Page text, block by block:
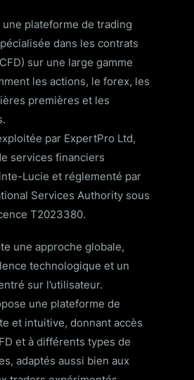
plateforme de trading
dans les contrats
sur une large gamme
les actions, le forex, les
premières et les
par ExpertPro Ltd,
services financiers
Lucie et réglementé par
Services Authority sous
T2023380.
une approche globale,
technologique et un
sur l’utilisateur.
une plateforme de
et intuitive, donnant accès
et à différents types de
adaptés aussi bien aux